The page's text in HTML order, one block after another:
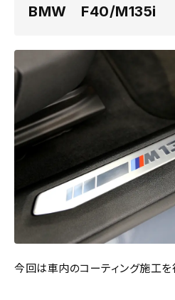
BMW F40/M135i
今回は車内のコーティング施工を